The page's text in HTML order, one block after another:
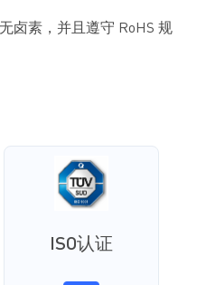
卤素，并且遵守 RoHS 规
ISO认证